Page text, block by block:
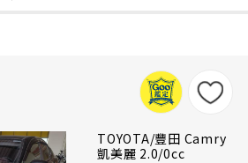
TOYOTA/豐田 Camry
凱美麗 2.0/0cc